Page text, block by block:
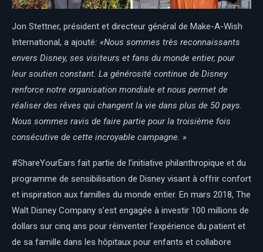
Jon Stettner, président et directeur général de Make-A-Wish
International, a ajouté: «Nous sommes très reconnaissants
envers Disney, ses visiteurs et fans du monde entier, pour
leur soutien constant. La générosité continue de Disney
renforce notre organisation mondiale et nous permet de
réaliser des rêves qui changent la vie dans plus de 50 pays.
Nous sommes ravis de faire partie pour la troisième fois
consécutive de cette incroyable campagne. »
#ShareYourEars fait partie de l’initiative philanthropique et du
programme de sensibilisation de Disney visant à offrir confort
et inspiration aux familles du monde entier. En mars 2018, The
Walt Disney Company s’est engagée à investir 100 millions de
dollars sur cinq ans pour réinventer l’expérience du patient et
de sa famille dans les hôpitaux pour enfants et collabore